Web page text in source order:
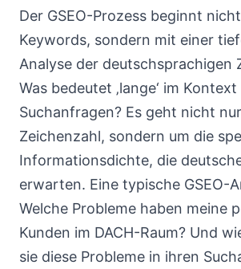
Der GSEO-Prozess beginnt
Keywords, sondern mit einer
Analyse der deutschsprachigen
Was bedeutet ‚lange‘ im
Suchanfragen? Es geht nicht
Zeichenzahl, sondern um die
Informationsdichte, die
erwarten. Eine typische GSEO-
Welche Probleme haben meine
Kunden im DACH-Raum? Und
sie diese Probleme in ihren